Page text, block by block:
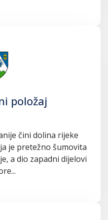
položaj
čini dolina rijeke
je pretežno šumovita
a dio zapadni dijelovi